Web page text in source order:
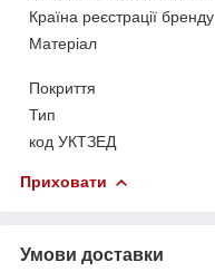
Країна реєстрації бренду
Матеріал
Покриття
Тип
код УКТЗЕД
Приховати
Умови доставки